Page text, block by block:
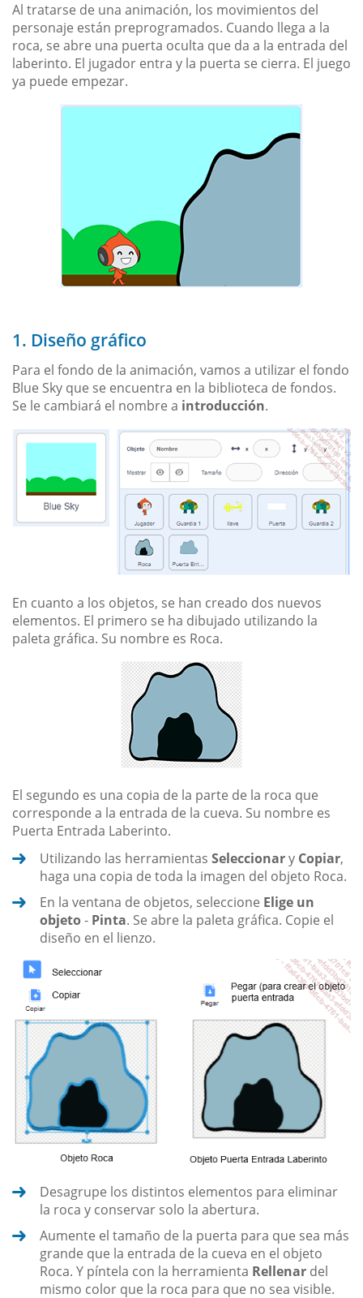
Al tratarse de una animación, los movimientos del
personaje están preprogramados. Cuando llega a la
roca, se abre una puerta oculta que da a la entrada del
laberinto. El jugador entra y la puerta se cierra. El juego
ya puede empezar.
1. Diseño gráfico
Para el fondo de la animación, vamos a utilizar el fondo
Blue Sky que se encuentra en la biblioteca de fondos.
Se le cambiará el nombre a introducción.
En cuanto a los objetos, se han creado dos nuevos
elementos. El primero se ha dibujado utilizando la
paleta gráfica. Su nombre es Roca.
El segundo es una copia de la parte de la roca que
corresponde a la entrada de la cueva. Su nombre es
Puerta Entrada Laberinto.
Utilizando las herramientas Seleccionary Copiar,
haga una copia de toda la imagen del objeto Roca.
En la ventana de objetos, seleccione Elige un
objeto- Pinta. Se abre la paleta gráfica. Copie el
diseño en el lienzo.
Desagrupe los distintos elementos para eliminar
la roca y conservar solo la abertura.
Aumente el tamaño de la puerta para que sea más
grande que la entrada de la cueva en el objeto
Roca. Y píntela con la herramienta Rellenar del
mismo color que la roca para que no sea visible.